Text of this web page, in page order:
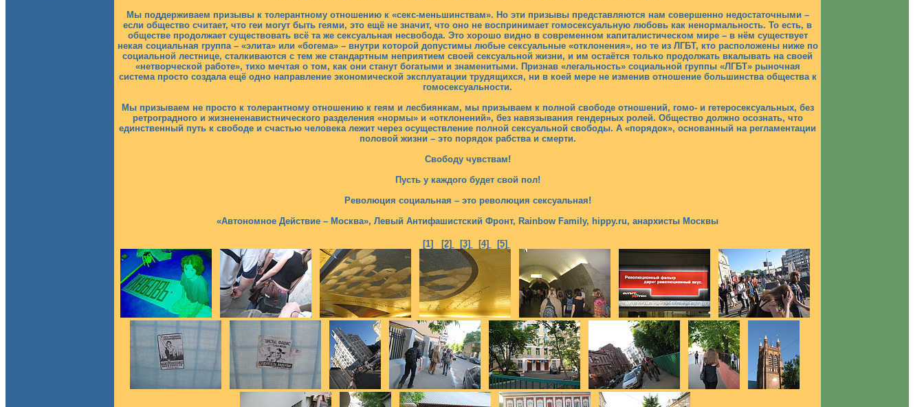
Мы поддерживаем призывы к толерантному отношению к «секс-меньшинствам». Но эти призывы представляются нам совершенно недостаточными –
если общество считает, что геи могут быть геями, это ещё не значит, что оно не воспринимает гомосексуальную любовь как ненормальность. То есть, в
обществе продолжает существовать всё та же сексуальная несвобода. Это хорошо видно в современном капиталистическом мире – в нём существует
некая социальная группа – «элита» или «богема» – внутри которой допустимы любые сексуальные «отклонения», но те из ЛГБТ, кто расположены ниже по
социальной лестнице, сталкиваются с тем же стандартным неприятием своей сексуальной жизни, и им остаётся только продолжать вкалывать на своей
«нетворческой работе», тихо мечтая о том, как они станут богатыми и знаменитыми. Признав «легальность» социальной группы «ЛГБТ» рыночная
система просто создала ещё одно направление экономической эксплуатации трудящихся, ни в коей мере не изменив отношение большинства общества к
гомосексуальности.
Мы призываем не просто к толерантному отношению к геям и лесбиянкам, мы призываем к полной свободе отношений, гомо- и гетеросексуальных, без
ретроградного и жизнененавистнического разделения «нормы» и «отклонений», без навязывания гендерных ролей. Общество должно осознать, что
единственный путь к свободе и счастью человека лежит через осуществление полной сексуальной свободы. А «порядок», основанный на регламентации
половой жизни – это порядок рабства и смерти.
Свободу чувствам!
Пусть у каждого будет свой пол!
Революция социальная – это революция сексуальная!
«Автономное Действие – Москва», Левый Антифашистский Фронт, Rainbow Family, hippy.ru, анархисты Москвы
[1] [2] [3] [4] [5]